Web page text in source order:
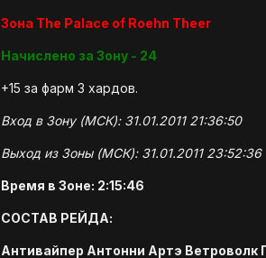
Зона The Palace of Roehn Theer
Начислено за Зону - 24
+15 за фарм 3 хардов.
Вход в Зону (МСК): 31.01.2011 21:36:50
Выход из Зоны (МСК): 31.01.2011 23:52:36
Время в Зоне: 2:15:46
СОСТАВ РЕЙДА:
Антивайпер Антонни Артэ Ветроволк